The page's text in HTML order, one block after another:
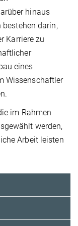
hinaus
darin,
Karriere zu
eines
Wissenschaftler
im Rahmen
werden,
Arbeit leisten